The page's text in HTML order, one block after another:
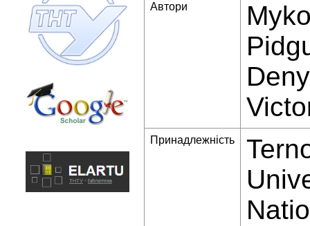
Автори
Принадлежність